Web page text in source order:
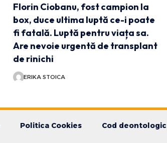
Florin Ciobanu, fost campion la
box, duce ultima luptă ce-i poate
fi fatală. Luptă pentru viața sa.
Are nevoie urgentă de transplant
de rinichi
ERIKA STOICA
Politica Cookies Cod deontologic